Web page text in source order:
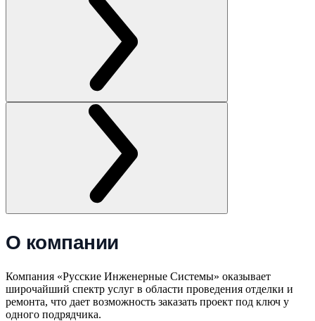
О компании
Компания «Русские Инженерные Системы» оказывает
широчайший спектр услуг в области проведения отделки и
ремонта, что дает возможность заказать проект под ключ у
одного подрядчика.